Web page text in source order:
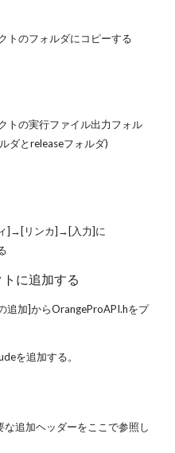
トのフォルダにコピーする
トの実行ファイル出力フォル
ダとreleaseフォルダ)
]→[リンカ]→[入力]に
に追加する
追加]からOrangeProAPI.hをプ
を追加する。
追加ヘッダーをここで参照し